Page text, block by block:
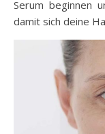
Serum beginnen
damit sich deine